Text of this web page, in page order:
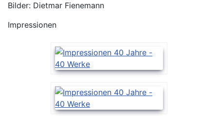
Bilder: Dietmar Fienemann
Impressionen